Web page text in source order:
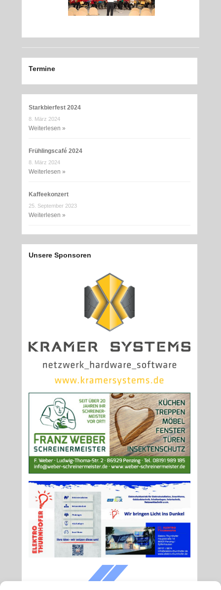
Termine
Starkbierfest 2024
8. März 2024
Weiterlesen »
Frühlingscafé 2024
8. März 2024
Weiterlesen »
Kaffeekonzert
25. September 2023
Weiterlesen »
Unsere Sponsoren